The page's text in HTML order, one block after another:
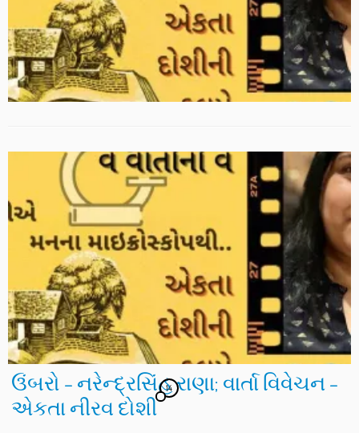
ઉંબરો – નરેન્દ્રસિંહ રાણા; વાર્તા વિવેચન –
એકતા નીરવ દોશી
14